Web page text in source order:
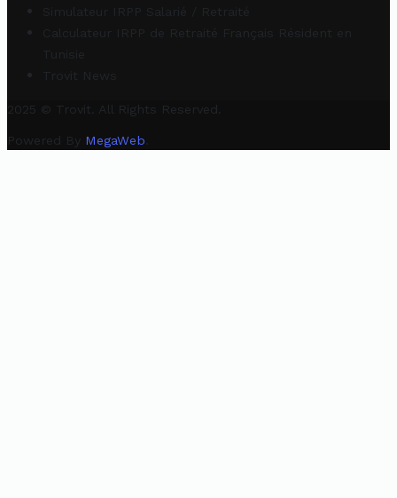
Simulateur IRPP Salarié / Retraité
Calculateur IRPP de Retraité Français Résident en
Tunisie
Trovit News
2025 © Trovit. All Rights Reserved.
Powered By MegaWeb